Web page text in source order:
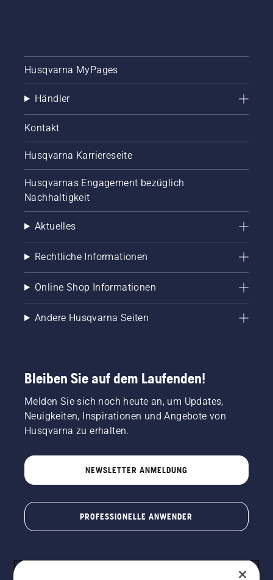
Husqvarna MyPages
Händler
Kontakt
Husqvarna Karriereseite
Husqvarnas Engagement bezüglich
Nachhaltigkeit
Aktuelles
Rechtliche Informationen
Online Shop Informationen
Andere Husqvarna Seiten
Bleiben Sie auf dem Laufenden!
Melden Sie sich noch heute an, um Updates,
Neuigkeiten, Inspirationen und Angebote von
Husqvarna zu erhalten.
NEWSLETTER ANMELDUNG
PROFESSIONELLE ANWENDER